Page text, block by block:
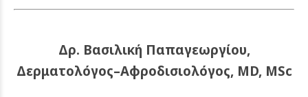
Δρ. Βασιλική Παπαγεωργίου,
Δερματολόγος–Αφροδισιολόγος, MD, MSc